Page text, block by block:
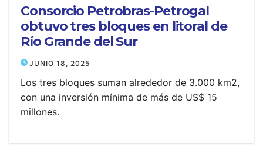
Consorcio Petrobras-Petrogal
obtuvo tres bloques en litoral de
Río Grande del Sur
JUNIO 18, 2025
Los tres bloques suman alrededor de 3.000 km2,
con una inversión mínima de más de US$ 15
millones.